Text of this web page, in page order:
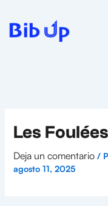
contenido
Les
Deja un comentario /
agosto 11, 2025